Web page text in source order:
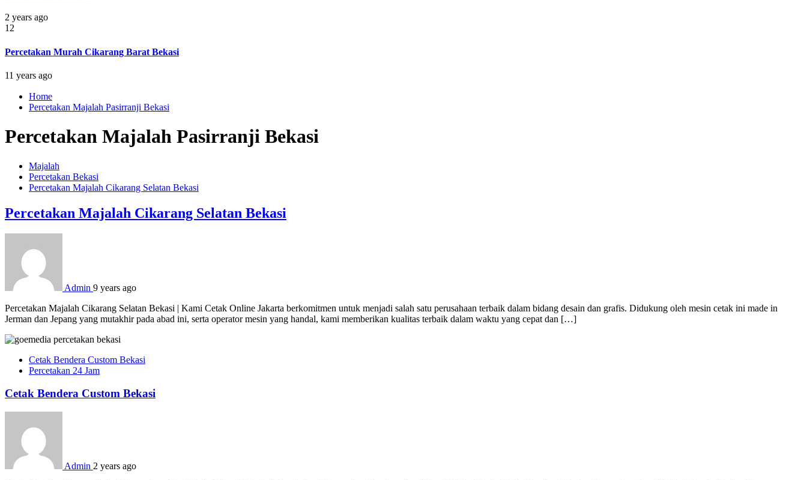
2 years ago
12
Percetakan Murah Cikarang Barat Bekasi
11 years ago
Home
Percetakan Majalah Pasirranji Bekasi
Percetakan Majalah Pasirranji Bekasi
Majalah
Percetakan Bekasi
Percetakan Majalah Cikarang Selatan Bekasi
Percetakan Majalah Cikarang Selatan Bekasi
Admin 9 years ago
Percetakan Majalah Cikarang Selatan Bekasi | Kami Cetak Online Jakarta berkomitmen untuk menjadi salah satu perusahaan terbaik dalam bidang desain dan grafis. Didukung oleh mesin cetak ini made in
Jerman dan Jepang yang mutakhir pada abad ini, serta operator mesin yang handal, kami memberikan kualitas terbaik dalam waktu yang cepat dan […]
Cetak Bendera Custom Bekasi
Percetakan 24 Jam
Cetak Bendera Custom Bekasi
Admin 2 years ago